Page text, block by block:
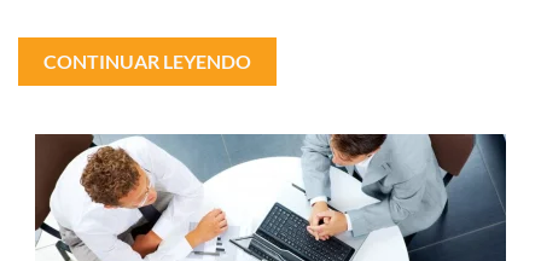
CONTINUAR LEYENDO